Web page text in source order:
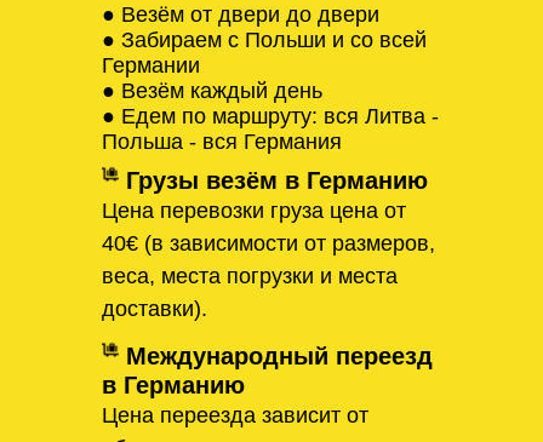
● Везём от двери до двери
● Забираем с Польши и со всей
Германии
● Везём каждый день
● Едем по маршруту: вся Литва -
Польша - вся Германия
Грузы везём в Германию
Цена перевозки груза цена от
40€ (в зависимости от размеров,
веса, места погрузки и места
доставки).
Международный переезд
в Германию
Цена переезда зависит от